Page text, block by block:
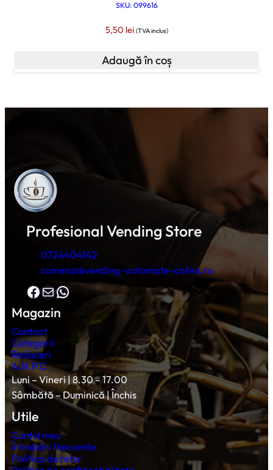
SKU: 099616
5,50 lei (TVA inclus)
Adaugă în coș
Profesional Vending Store
0724404142
comenzi@vending-automate-cafea.ro
Facebook Mail WhatsApp
Magazin
Contact
Categorii
Reduceri
A.N.P.C.
Luni – Vineri | 8.30 – 17.00
Sâmbătă – Duminică | Închis
Utile
Contul meu
Întrebări frecvente
Politica de retur